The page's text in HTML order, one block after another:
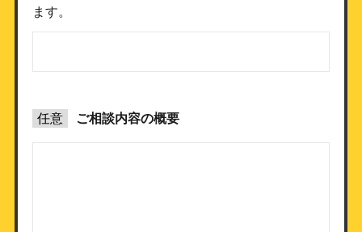
ます。
任意 ご相談内容の概要